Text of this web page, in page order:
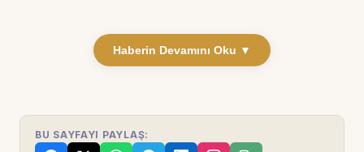
Haberin Devamını Oku ▼
BU SAYFAYI PAYLAŞ: